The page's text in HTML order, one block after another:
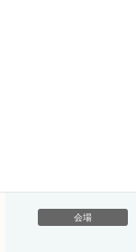
会場